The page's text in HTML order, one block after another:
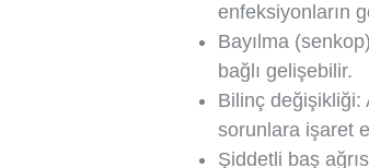
enfeksiyonların
Bayılma
bağlı gelişebilir.
Bilinç değişikliği:
sorunlara işaret
Şiddetli baş